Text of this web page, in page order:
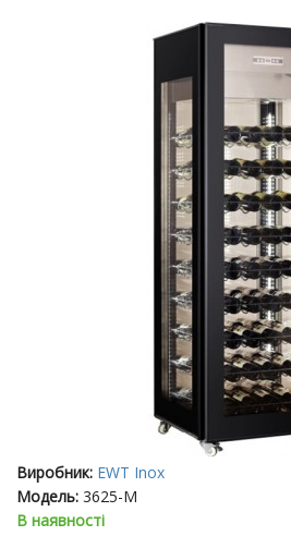
Виробник: EWT Inox
Модель: 3625-M
В наявності